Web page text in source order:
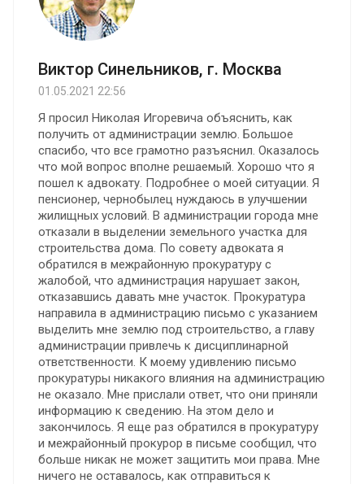
Виктор Синельников, г. Москва
01.05.2021 22:56
Я просил Николая Игоревича объяснить, как
получить от администрации землю. Большое
спасибо, что все грамотно разъяснил. Оказалось
что мой вопрос вполне решаемый. Хорошо что я
пошел к адвокату. Подробнее о моей ситуации. Я
пенсионер, чернобылец нуждаюсь в улучшении
жилищных условий. В администрации города мне
отказали в выделении земельного участка для
строительства дома. По совету адвоката я
обратился в межрайонную прокуратуру с
жалобой, что администрация нарушает закон,
отказавшись давать мне участок. Прокуратура
направила в администрацию письмо с указанием
выделить мне землю под строительство, а главу
администрации привлечь к дисциплинарной
ответственности. К моему удивлению письмо
прокуратуры никакого влияния на администрацию
не оказало. Мне прислали ответ, что они приняли
информацию к сведению. На этом дело и
закончилось. Я еще раз обратился в прокуратуру
и межрайонный прокурор в письме сообщил, что
больше никак не может защитить мои права. Мне
ничего не оставалось, как отправиться к